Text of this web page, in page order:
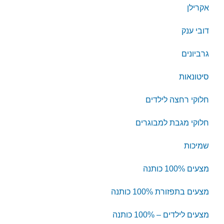
אקרילן
דובי ענק
גרביונים
סיטונאות
חלוקי רחצה לילדים
חלוקי מגבת למבוגרים
שמיכות
מצעים 100% כותנה
מצעים בתפזורת 100% כותנה
מצעים לילדים – 100% כותנה